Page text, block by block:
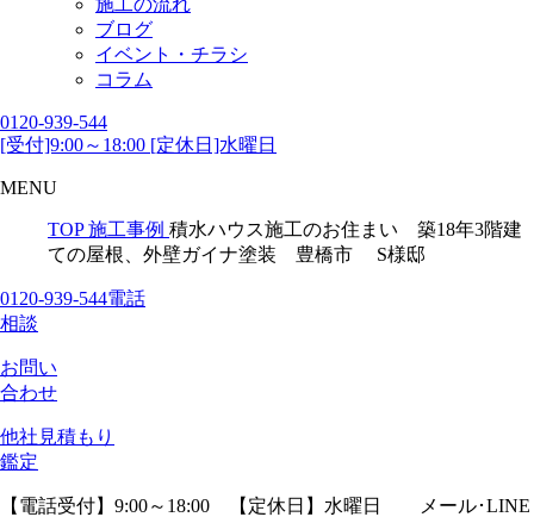
ブログ
イベント・チラシ
コラム
0120-939-544
[受付]9:00～18:00 [定休日]水曜日
MENU
TOP 施工事例 積水ハウス施工のお住まい 築18年3階建
ての屋根、外壁ガイナ塗装 豊橋市 S様邸
0120-939-544電話
相談
お問い
合わせ
他社見積もり
鑑定
【電話受付】9:00～18:00 【定休日】水曜日
メール･LINE